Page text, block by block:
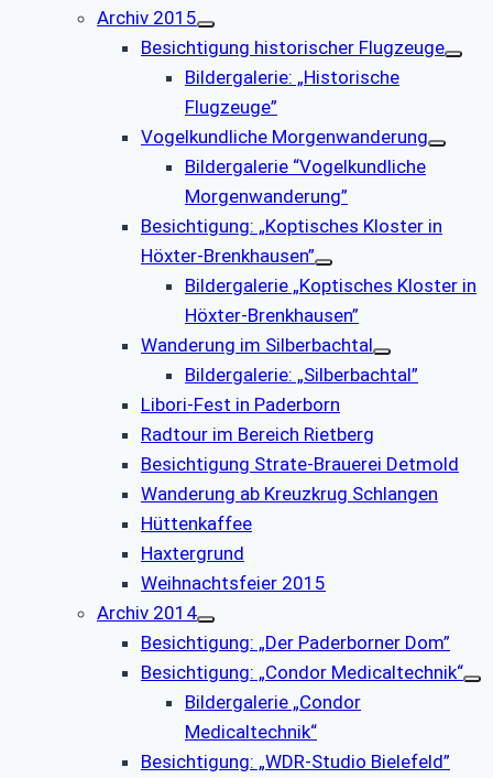
Archiv 2015
Besichtigung historischer Flugzeuge
Bildergalerie: „Historische
Flugzeuge”
Vogelkundliche Morgenwanderung
Bildergalerie “Vogelkundliche
Morgenwanderung”
Besichtigung: „Koptisches Kloster in
Höxter-Brenkhausen”
Bildergalerie „Koptisches Kloster in
Höxter-Brenkhausen”
Wanderung im Silberbachtal
Bildergalerie: „Silberbachtal”
Libori-Fest in Paderborn
Radtour im Bereich Rietberg
Besichtigung Strate-Brauerei Detmold
Wanderung ab Kreuzkrug Schlangen
Hüttenkaffee
Haxtergrund
Weihnachtsfeier 2015
Archiv 2014
Besichtigung: „Der Paderborner Dom”
Besichtigung: „Condor Medicaltechnik“
Bildergalerie „Condor
Medicaltechnik“
Besichtigung: „WDR-Studio Bielefeld”